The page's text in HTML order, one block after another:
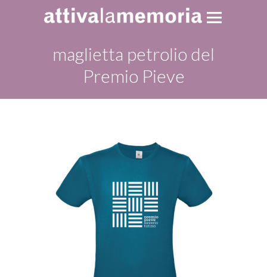
maglietta petrolio del
Premio Pieve